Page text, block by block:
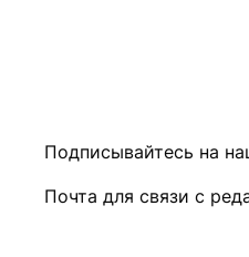
Подписывайтесь на
Почта для связи с